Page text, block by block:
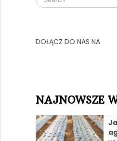
DOŁĄCZ DO NAS NA
NAJNOWSZE